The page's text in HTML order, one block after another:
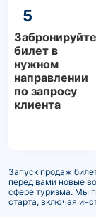
5
Забронируйте
билет в
нужном
направлении
по запросу
клиента
Запуск продаж
перед вами новые
сфере туризма. Мы
старта, включая